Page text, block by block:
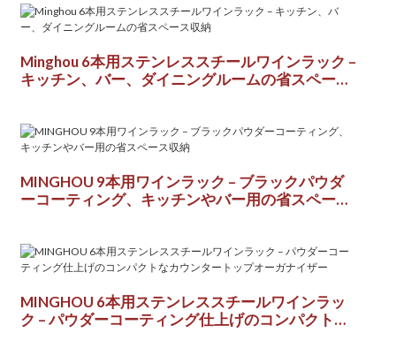
Minghou 6本用ステンレススチールワインラック –
キッチン、バー、ダイニングルームの省スペース
MINGHOU 9本用ワインラック – ブラックパウダ
ーコーティング、キッチンやバー用の省スペース
MINGHOU 6本用ステンレススチールワインラッ
ク – パウダーコーティング仕上げのコンパクトな